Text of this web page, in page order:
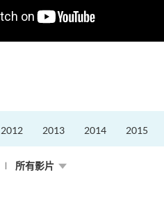
2012 2013 2014 2015
所有影片